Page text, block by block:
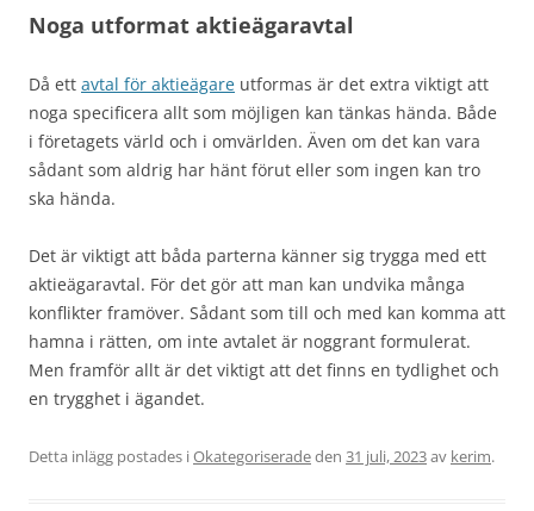
Noga utformat aktieägaravtal
Då ett avtal för aktieägare utformas är det extra viktigt att
noga specificera allt som möjligen kan tänkas hända. Både
i företagets värld och i omvärlden. Även om det kan vara
sådant som aldrig har hänt förut eller som ingen kan tro
ska hända.
Det är viktigt att båda parterna känner sig trygga med ett
aktieägaravtal. För det gör att man kan undvika många
konflikter framöver. Sådant som till och med kan komma att
hamna i rätten, om inte avtalet är noggrant formulerat.
Men framför allt är det viktigt att det finns en tydlighet och
en trygghet i ägandet.
Detta inlägg postades iOkategoriseradeden 31 juli, 2023av kerim.